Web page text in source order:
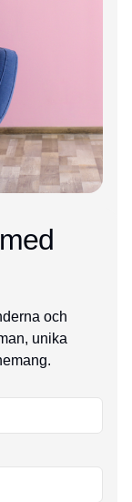
och
unika